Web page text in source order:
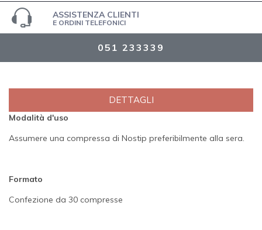
ASSISTENZA CLIENTI
E ORDINI TELEFONICI
051 233339
DETTAGLI
Modalità d'uso
Assumere una compressa di Nostip preferibilmente alla sera.
Formato
Confezione da 30 compresse